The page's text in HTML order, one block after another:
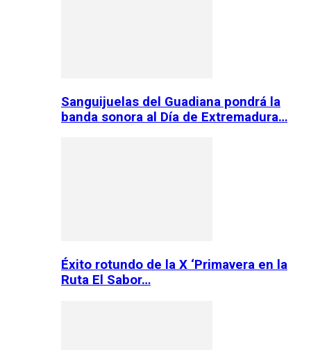
Sanguijuelas del Guadiana pondrá la
banda sonora al Día de Extremadura…
Éxito rotundo de la X ‘Primavera en la
Ruta El Sabor…